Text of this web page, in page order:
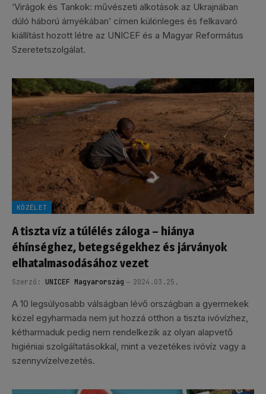
‘Virágok és Tankok: művészeti alkotások az Ukrajnában
dúló háború árnyékában’ címen különleges és felkavaró
kiállítást hozott létre az UNICEF és a Magyar Református
Szeretetszolgálat.
KÖZÉLET
A tiszta víz a túlélés záloga – hiánya
éhínséghez, betegségekhez és járványok
elhatalmasodásához vezet
Szerző: UNICEF Magyarország 2024.03.25.
A 10 legsúlyosabb válságban lévő országban a gyermekek
közel egyharmada nem jut hozzá otthon a tiszta ivóvízhez,
kétharmaduk pedig nem rendelkezik az olyan alapvető
higiéniai szolgáltatásokkal, mint a vezetékes ivóvíz vagy a
szennyvízelvezetés.